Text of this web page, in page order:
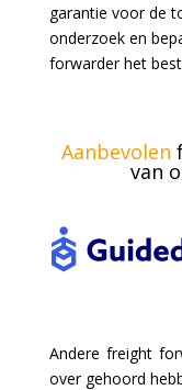
garantie voor de
onderzoek en
forwarder het
Aanbevolen
van
Andere freight
over gehoord